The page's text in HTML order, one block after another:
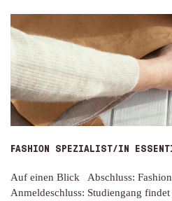
FASHION SPEZIALIST/IN
Auf einen Blick Abschluss: Fashion
Anmeldeschluss: Studiengang